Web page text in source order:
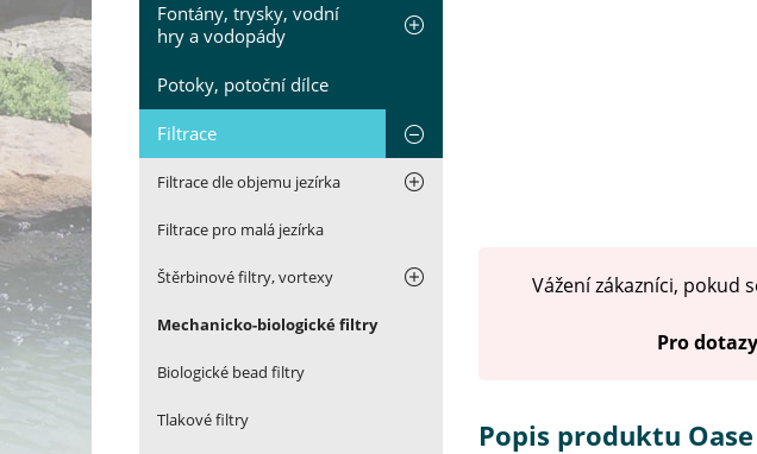
Fontány, trysky, vodní
hry a vodopády
Potoky, potoční dílce
Filtrace
Filtrace dle objemu jezírka
Filtrace pro malá jezírka
Štěrbinové filtry, vortexy
Mechanicko-biologické filtry
Biologické bead filtry
Tlakové filtry
Vážení zákazníci, pokud
Pro
Popis produktu